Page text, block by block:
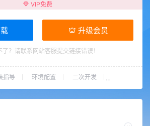
VIP免费
升级会员
了？请联系网站客服提交链接错误！
指导 环境配置 二次开发